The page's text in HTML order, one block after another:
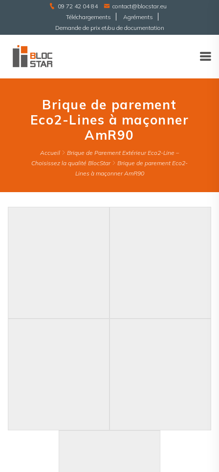
09 72 42 04 84
contact@blocstar.eu
Téléchargements
Agréments
Demande de prix et/ou de documentation
Brique de parement
Eco2-Lines à maçonner
AmR90
Accueil
Brique de Parement Extérieur Eco2-Line –
Choisissez la qualité BlocStar
Brique de parement Eco2-
Lines à maçonner AmR90